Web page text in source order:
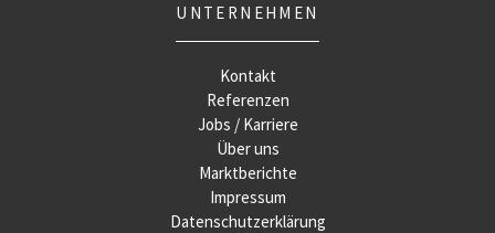
UNTERNEHMEN
Kontakt
Referenzen
Jobs / Karriere
Über uns
Marktberichte
Impressum
Datenschutzerklärung